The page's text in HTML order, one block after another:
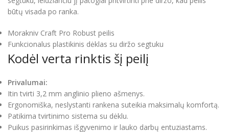
būtų visada po ranka.
Morakniv Craft Pro Robust peilis
Funkcionalus plastikinis dėklas su diržo segtuku
Kodėl verta rinktis šį peilį
Privalumai:
Itin tvirti 3,2 mm anglinio plieno ašmenys.
Ergonomiška, neslystanti rankena suteikia maksimalų komfortą.
Patikima tvirtinimo sistema su dėklu.
Puikus pasirinkimas išgyvenimo ir lauko darbų entuziastams.